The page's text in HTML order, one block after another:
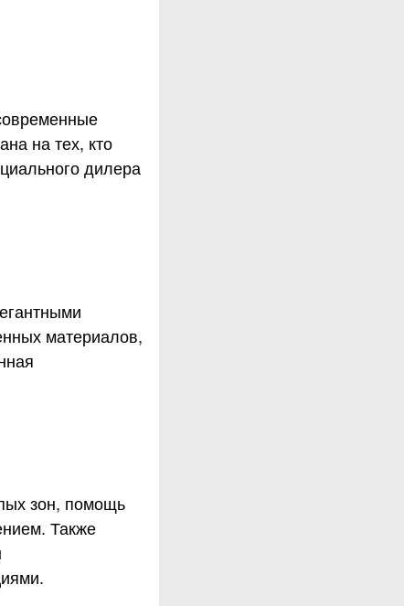
на тех, кто
дилера
материалов,
зон, помощь
Также